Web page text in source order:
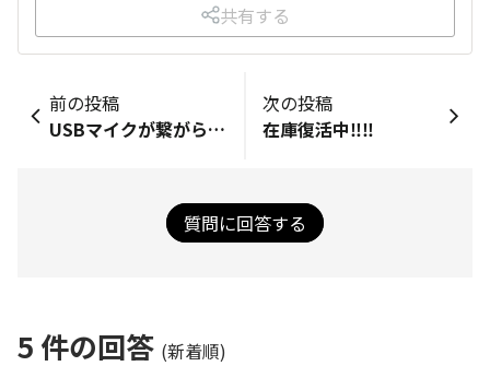
共有する
前の投稿
USBマイクが繋がらない
次の投稿
在庫復活中‼️‼️
質問に回答する
5 件の回答 (新着順)